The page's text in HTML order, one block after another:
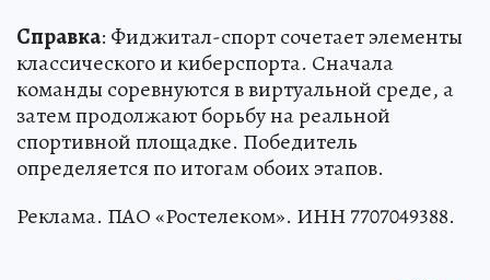
Справка: Фиджитал-спорт сочетает элементы
классического и киберспорта. Сначала
команды соревнуются в виртуальной среде, а
затем продолжают борьбу на реальной
спортивной площадке. Победитель
определяется по итогам обоих этапов.
Реклама. ПАО «Ростелеком». ИНН 7707049388.